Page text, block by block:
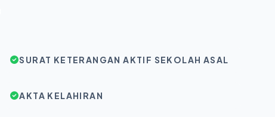
SURAT KETERANGAN AKTIF SEKOLAH ASAL
AKTA KELAHIRAN